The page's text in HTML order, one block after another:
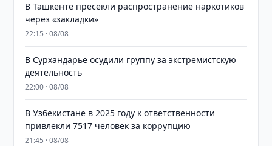
В Ташкенте пресекли распространение наркотиков
через «закладки»
22:15 · 08/08
В Сурхандарье осудили группу за экстремистскую
деятельность
22:00 · 08/08
В Узбекистане в 2025 году к ответственности
привлекли 7517 человек за коррупцию
21:45 · 08/08